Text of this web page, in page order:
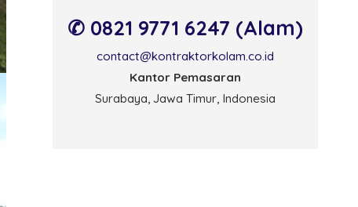
✆ 0821 9771 6247 (Alam)
contact@kontraktorkolam.co.id
Kantor Pemasaran
Surabaya, Jawa Timur, Indonesia